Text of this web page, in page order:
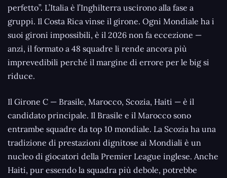
perfetto”. L’Italia è l’Inghilterra uscirono alla fase a
gruppi. Il Costa Rica vinse il girone. Ogni Mondiale ha i
suoi gironi impossibili, è il 2026 non fa eccezione —
anzi, il formato a 48 squadre li rende ancora più
imprevedibili perché il margine di errore per le big si
riduce.
Il Girone C — Brasile, Marocco, Scozia, Haiti — è il
candidato principale. Il Brasile e il Marocco sono
entrambe squadre da top 10 mondiale. La Scozia ha una
tradizione di prestazioni dignitose ai Mondiali è un
nucleo di giocatori della Premier League inglese. Anche
Haiti, pur essendo la squadra più debole, potrebbe